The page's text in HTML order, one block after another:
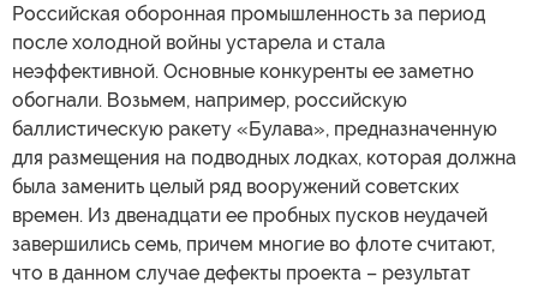
Российская оборонная промышленность за период
после холодной войны устарела и стала
неэффективной. Основные конкуренты ее заметно
обогнали. Возьмем, например, российскую
баллистическую ракету «Булава», предназначенную
для размещения на подводных лодках, которая должна
была заменить целый ряд вооружений советских
времен. Из двенадцати ее пробных пусков неудачей
завершились семь, причем многие во флоте считают,
что в данном случае дефекты проекта – результат